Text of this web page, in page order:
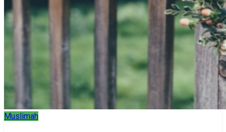
Muslimah